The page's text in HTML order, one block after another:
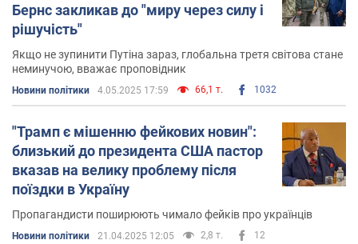
Бернс закликав до "миру через силу і
рішучість"
Якщо не зупинити Путіна зараз, глобальна третя світова стане
неминучою, вважає проповідник
Новини політики 4.05.2025 17:59 66,1 т. 1032
"Трамп є мішенню фейкових новин":
близький до президента США пастор
вказав на велику проблему після
поїздки в Україну
Пропагандисти поширюють чимало фейків про українців
Новини політики 21.04.2025 12:05 2,8 т. 12